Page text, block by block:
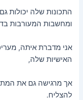
התכונות שלה יכולות
ומחשבות המעורבות
אני מדברת איתה,
האישיות שלה,
אך מרגישה גם את
להצליח.